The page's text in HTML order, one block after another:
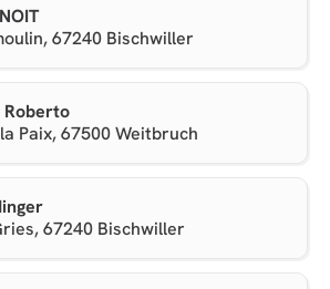
67240 Bischwiller
Roberto
Paix, 67500 Weitbruch
67240 Bischwiller